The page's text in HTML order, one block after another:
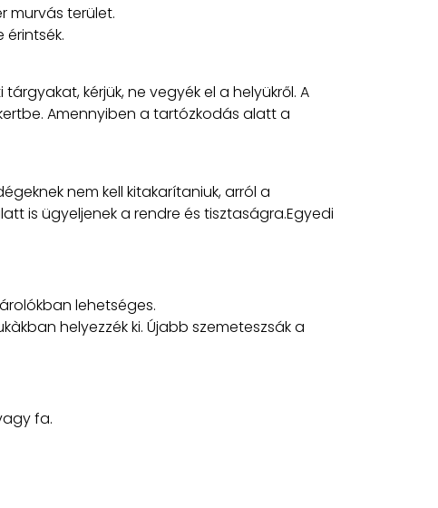
murvás terület.
kérjük, ne vegyék el a helyükről. A
Amennyiben a tartózkodás alatt a
nem kell kitakarítaniuk, arról a
is ügyeljenek a rendre és tisztaságra.Egyedi
lehetséges.
helyezzék ki. Újabb szemeteszsák a
fa.